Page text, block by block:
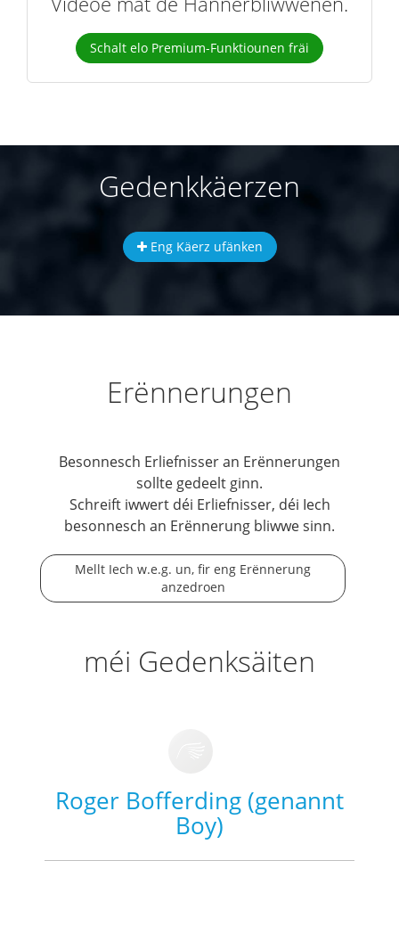
Schalt elo Premium-Funktiounen fräi
Gedenkkäerzen
Eng Käerz ufänken
Erënnerungen
Besonnesch Erliefnisser an Erënnerungen
sollte gedeelt ginn.
Schreift iwwert déi Erliefnisser, déi Iech
besonnesch an Erënnerung bliwwe sinn.
Mellt Iech w.e.g. un, fir eng Erënnerung
anzedroen
méi Gedenksäiten
Roger Bofferding (genannt
Boy)